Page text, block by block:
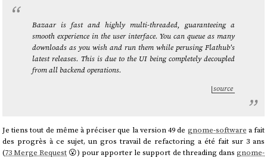
Bazaar is fast and highly multi-threaded, guaranteeing a
smooth experience in the user interface. You can queue as many
downloads as you wish and run them while perusing Flathub's
latest releases. This is due to the UI being completely decoupled
from all backend operations.
source
Je tiens tout de même à préciser que la version 49 de gnome-software a fait
des progrès à ce sujet, un gros travail de refactoring a été fait sur 3 ans
(73 Merge Request 😮) pour apporter le support de threading dans gnome-